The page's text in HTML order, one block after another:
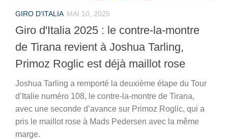
GIRO D'ITALIA MAI 10, 2025
Giro d'Italia 2025 : le contre-la-montre
de Tirana revient à Joshua Tarling,
Primoz Roglic est déjà maillot rose
Joshua Tarling a remporté la deuxième étape du Tour
d’Italie numéro 108, le contre-la-montre de Tirana,
avec une seconde d’avance sur Primoz Roglic, qui a
pris le maillot rose à Mads Pedersen avec la même
marge.